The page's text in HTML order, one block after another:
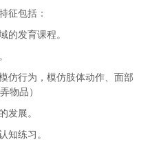
征包括：
的发育课程。
仿行为，模仿肢体动作、面部
物品）
发展。
知练习。